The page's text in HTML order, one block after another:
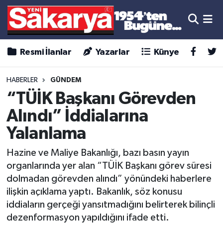
Resmi İlanlar Yazarlar Künye
HABERLER GÜNDEM
“TÜİK Başkanı Görevden
Alındı” İddialarına
Yalanlama
Hazine ve Maliye Bakanlığı, bazı basın yayın
organlarında yer alan “TÜİK Başkanı görev süresi
dolmadan görevden alındı” yönündeki haberlere
ilişkin açıklama yaptı. Bakanlık, söz konusu
iddiaların gerçeği yansıtmadığını belirterek bilinçli
dezenformasyon yapıldığını ifade etti.